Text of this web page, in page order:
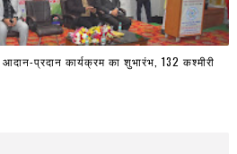
प्रदान कार्यक्रम का शुभारंभ, 132 कश्मीरी